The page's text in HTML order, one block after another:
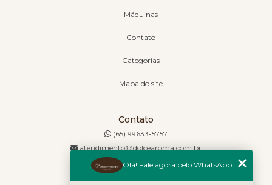
Máquinas
Contato
Categorias
Mapa do site
Contato
(65) 99633-5757
atendimento@dolcearoma.com.br
Endereço
Olá! Fale agora pelo WhatsApp